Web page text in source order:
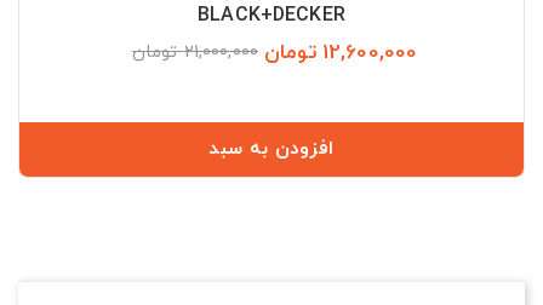
BLACK+DECKER
12,600,000 تومان 21,000,000 تومان
افزودن به سبد